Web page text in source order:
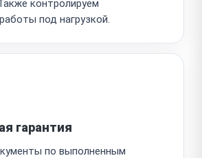
контролируем
под нагрузкой.
гарантия
по выполненным